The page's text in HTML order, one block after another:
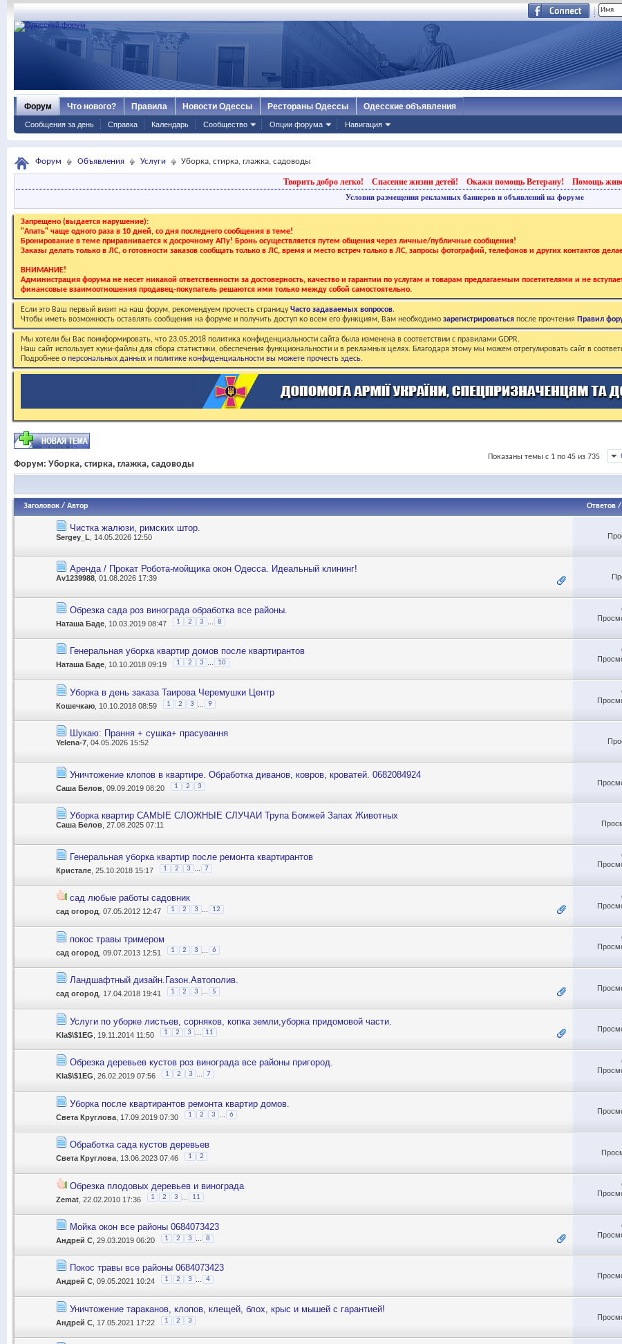
Форум
Сообщения за день Справка Календарь Сообщество Опции форума Навигация
Что нового? Правила Новости Одессы Рестораны Одессы Одесские объявления
Форум Объявления Услуги Уборка, стирка, глажка, садоводы
Творить добро легко! Спасение жизни детей! Окажи помощь Ветерану! Помощь
Условия размещения рекламных баннеров и объявлений на форуме
Запрещено (выдается нарушение):
"Апать" чаще одного раза в 10 дней, со дня последнего сообщения в теме!
Бронирование в теме приравнивается к досрочному АПу! Бронь осуществляется путем общения через личные/публичные сообщения!
Заказы делать только в ЛС, о готовности заказов сообщать только в ЛС, время и место встреч только в ЛС, запросы фотографий, телефонов и других контактов
ВНИМАНИЕ!
Администрация форума не несет никакой ответственности за достоверность, качество и гарантии по услугам и товарам предлагаемым посетителями и не
финансовые взаимоотношения продавец-покупатель решаются ими только между собой самостоятельно.
Если это Ваш первый визит на наш форум, рекомендуем прочесть страницуЧасто задаваемых вопросов.
Чтобы иметь возможность оставлять сообщения на форуме и получить доступ ко всем его функциям, Вам необходимо зарегистрироваться после прочтения Правил
Мы хотели бы Вас поинформировать, что 23.05.2018 политика конфиденциальности сайта была изменена в соответствии с правилами GDPR.
Наш сайт использует куки-файлы для сбора статистики, обеспечения функциональности и в рекламных целях. Благодаря этому мы можем отрегулировать сайт в
Подробнее о персональных данных и политике конфиденциальности вы можете прочесть здесь.
Показаны темы с 1 по 45 из 735
Форум: Уборка, стирка, глажка, садоводы
Заголовок / Автор Ответов/
Чистка жалюзи, римских штор.
Sergey_L , 14.05.2026 12:50
Аренда / Прокат Робота-мойщика окон Одесса. Идеальный клининг!
Av1239988, 01.08.2026 17:39
Обрезка сада роз винограда обработка все районы.
Наташа Баде , 10.03.2019 08:47 1 2 3 8
Генеральная уборка квартир домов после квартирантов
Наташа Баде , 10.10.2018 09:19 1 2 3 10
Уборка в день заказа Таирова Черемушки Центр
Кошечкаю , 10.10.2018 08:59 1 2 3 9
Шукаю: Прання + сушка+ прасування
Yelena-7 , 04.05.2026 15:52
Уничтожение клопов в квартире. Обработка диванов, ковров, кроватей. 0682084924
Саша Белов , 09.09.2019 08:20 1 2 3
Уборка квартир САМЫЕ СЛОЖНЫЕ СЛУЧАИ Трупа Бомжей Запах Животных
Саша Белов , 27.08.2025 07:11
Генеральная уборка квартир после ремонта квартирантов
Кристале , 25.10.2018 15:17 1 2 3 7
сад любые работы садовник
сад огород , 07.05.2012 12:47 1 2 3 12
покос травы тримером
сад огород , 09.07.2013 12:51 1 2 3 ... 6
Ландшафтный дизайн.Газон.Автополив.
сад огород , 17.04.2018 19:41 1 2 3 5
Услуги по уборке листьев, сорняков, копка земли,уборка придомовой части.
Kla$\$1EG , 19.11.2014 11:50 1 2 3 11
Обрезка деревьев кустов роз винограда все районы пригород.
Kla$\$1EG , 26.02.2019 07:56 1 2 3 7
Уборка после квартирантов ремонта квартир домов.
Света Круглова , 17.09.2019 07:30 1 2 3 6
Обработка сада кустов деревьев
Света Круглова , 13.06.2023 07:46 1 2
Обрезка плодовых деревьев и винограда
Zemat , 22.02.2010 17:36 1 2 3 11
Мойка окон все районы 0684073423
Андрей С , 29.03.2019 06:20 1 2 3 8
Покос травы все районы 0684073423
Андрей С , 09.05.2021 10:24 1 2 3 4
Уничтожение тараканов, клопов, клещей, блох, крыс и мышей с гарантией!
Андрей С , 17.05.2021 17:22 1 2 3